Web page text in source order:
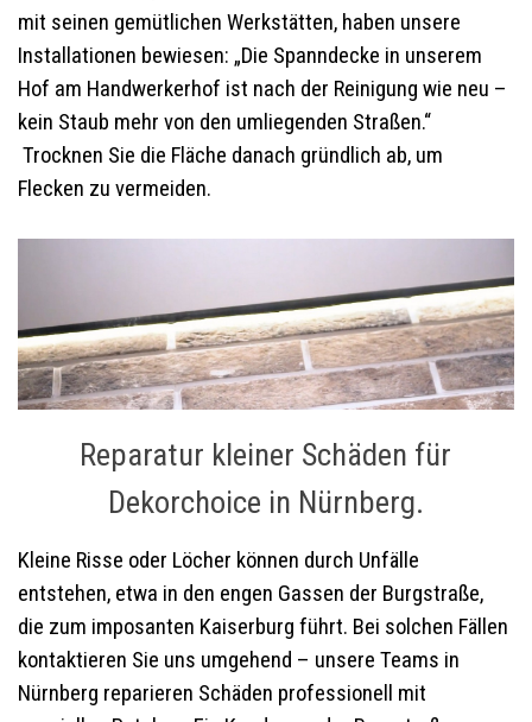
mit seinen gemütlichen Werkstätten, haben unsere
Installationen bewiesen: „Die Spanndecke in unserem
Hof am Handwerkerhof ist nach der Reinigung wie neu –
kein Staub mehr von den umliegenden Straßen.“
Trocknen Sie die Fläche danach gründlich ab, um
Flecken zu vermeiden.
Reparatur kleiner Schäden für
Dekorchoice in Nürnberg.
Kleine Risse oder Löcher können durch Unfälle
entstehen, etwa in den engen Gassen der Burgstraße,
die zum imposanten Kaiserburg führt. Bei solchen Fällen
kontaktieren Sie uns umgehend – unsere Teams in
Nürnberg reparieren Schäden professionell mit